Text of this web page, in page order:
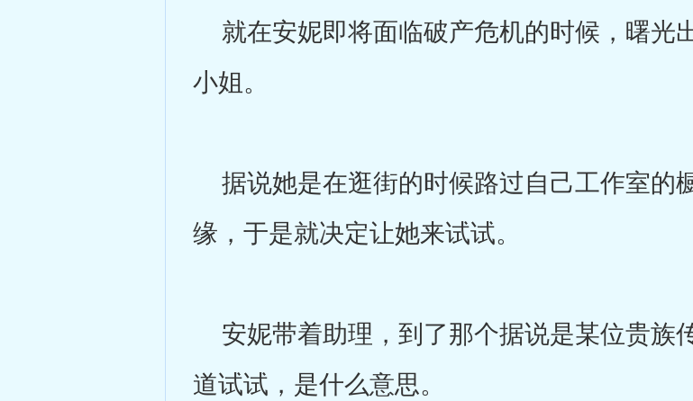
就在安妮即将面临破产危机的时候，曙光
小姐。
据说她是在逛街的时候路过自己工作室的
缘，于是就决定让她来试试。
安妮带着助理，到了那个据说是某位贵族
道试试，是什么意思。